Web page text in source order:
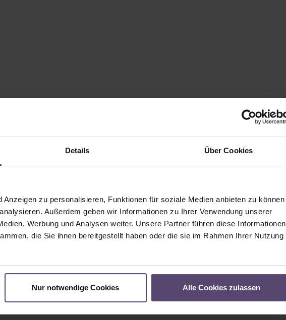
Details Über Cookies
zu personalisieren, Funktionen für soziale Medien anbieten zu können
Außerdem geben wir Informationen zu Ihrer Verwendung unserer
Werbung und Analysen weiter. Unsere Partner führen diese Informationen
die Sie ihnen bereitgestellt haben oder die sie im Rahmen Ihrer Nutzung
Nur notwendige Cookies Alle Cookies zulassen
mm | JH037"